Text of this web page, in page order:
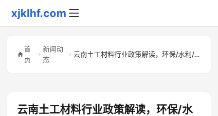
xjklhf.com
首
页
新闻动
态
云南土工材料行业政策解读，环保/水利/公路相关政策影响
云南土工材料行业政策解读，环保/水